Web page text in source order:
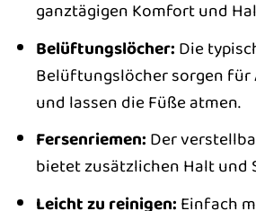
ganztägigen Komfort und
Belüftungslöcher: Die
Belüftungslöcher sorgen
und lassen die Füße atmen.
Fersenriemen: Der
bietet zusätzlichen Halt und
Leicht zu reinigen: Einfach